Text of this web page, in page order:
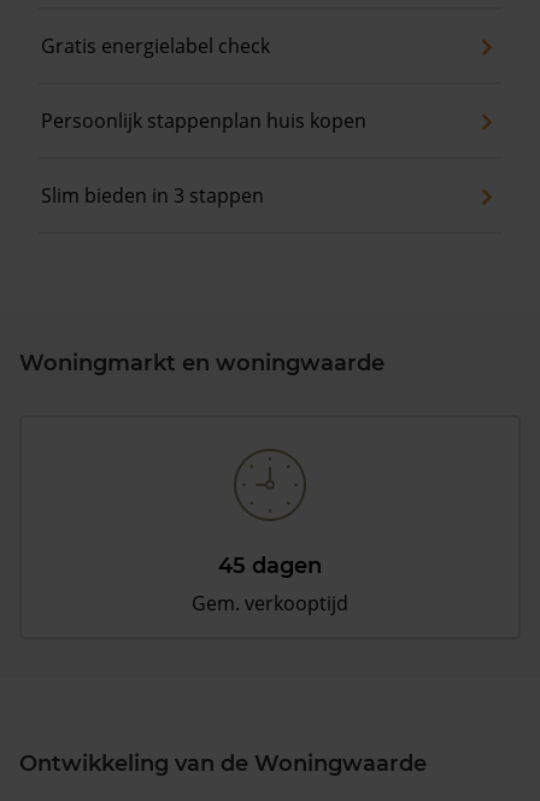
Gratis energielabel check
Persoonlijk stappenplan huis kopen
Slim bieden in 3 stappen
Woningmarkt en woningwaarde
45 dagen
Gem. verkooptijd
Ontwikkeling van de Woningwaarde